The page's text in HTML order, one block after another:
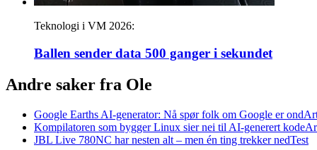
Teknologi i VM 2026:
Ballen sender data 500 ganger i sekundet
Andre saker fra Ole
Google Earths AI-generator: Nå spør folk om Google er ond
Kompilatoren som bygger Linux sier nei til AI-generert kode
JBL Live 780NC har nesten alt – men én ting trekker nedTest